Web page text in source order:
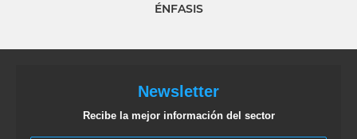
ÉNFASIS
Newsletter
Recibe la mejor información del sector